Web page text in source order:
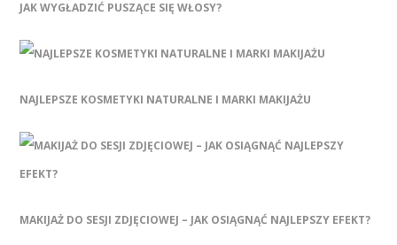
JAK WYGŁADZIĆ PUSZĄCE SIĘ WŁOSY?
NAJLEPSZE KOSMETYKI NATURALNE I MARKI MAKIJAŻU
MAKIJAŻ DO SESJI ZDJĘCIOWEJ – JAK OSIĄGNĄĆ NAJLEPSZY EFEKT?